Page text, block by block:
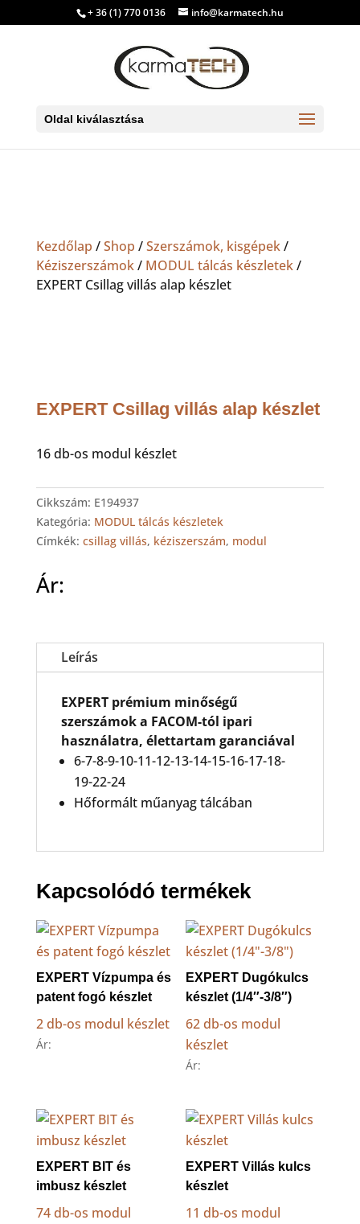
+ 36 (1) 770 0136 info@karmatech.hu
Oldal kiválasztása
Kezdőlap /Shop /Szerszámok, kisgépek/
Kéziszerszámok/ MODUL tálcás készletek/
EXPERT Csillag villás alap készlet
EXPERT Csillag villás alap készlet
16 db-os modul készlet
Cikkszám: E194937
Kategória: MODUL tálcás készletek
Címkék: csillag villás, kéziszerszám, modul
Ár:
Leírás
EXPERT prémium minőségű
szerszámok a FACOM-tól ipari
használatra, élettartam garanciával
6-7-8-9-10-11-12-13-14-15-16-17-18-
19-22-24
Hőformált műanyag tálcában
Kapcsolódó termékek
EXPERT Vízpumpa és
patent fogó készlet
2 db-os modul készlet
Ár:
EXPERT Dugókulcs
készlet (1/4″-3/8″)
62 db-os modul
készlet
Ár:
EXPERT BIT és
imbusz készlet
74 db-os modul
EXPERT Villás kulcs
készlet
11 db-os modul